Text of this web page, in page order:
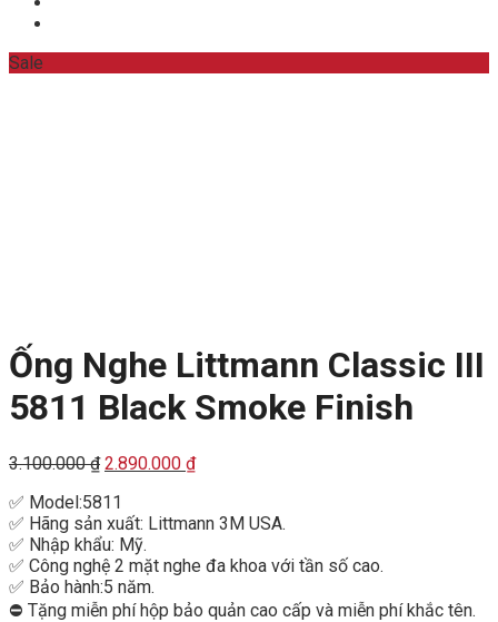
Sale
Ống Nghe Littmann Classic III
5811 Black Smoke Finish
3.100.000₫ Original
was:
3.100.000 ₫.
2.890.000 ₫Current
2.890.000 ₫.
✅ Model:5811
✅ Hãng sản xuất: Littmann 3M USA.
✅ Nhập khẩu: Mỹ.
✅ Công nghệ 2 mặt nghe đa khoa với tần số cao.
✅ Bảo hành:5 năm.
⛔ Tặng miễn phí hộp bảo quản cao cấp và miễn phí khắc tên.